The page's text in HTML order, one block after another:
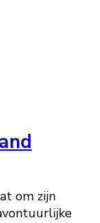
om zijn